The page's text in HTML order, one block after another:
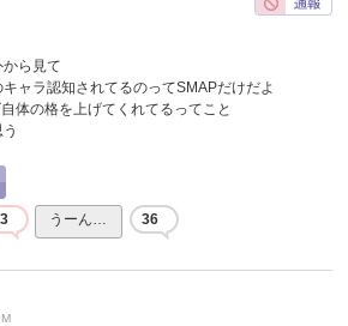
ら見て
ャラ認知されてるのってSMAPだけだよ
体の格を上げてくれてるってこと
うーん… 36